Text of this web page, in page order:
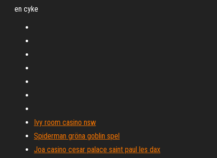
en cyke
Ivy room casino nsw
Spiderman gröna goblin spel
Joa casino cesar palace saint paul les dax